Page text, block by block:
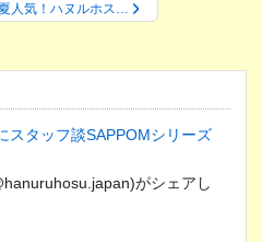
人気！ハヌルホス…
スタッフ談SAPPOMシリーズ